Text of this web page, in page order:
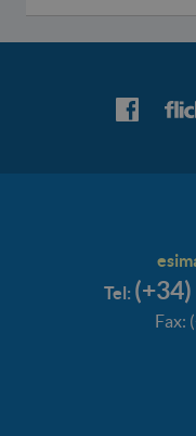
Tel:
Fax: